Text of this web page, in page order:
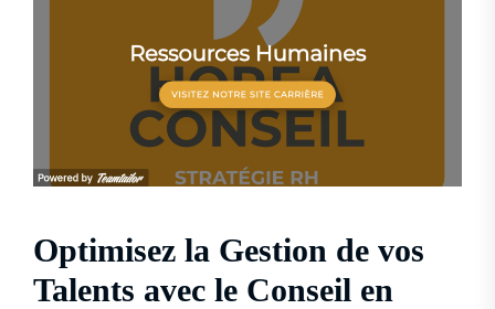
Optimisez la Gestion de vos
Talents avec le Conseil en